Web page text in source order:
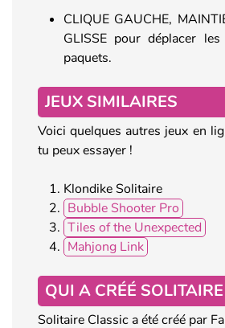
CLIQUE GAUCHE,
GLISSE pour déplacer
paquets.
JEUX SIMILAIRES
Voici quelques autres jeux en
tu peux essayer !
Klondike Solitaire
Bubble Shooter Pro
Tiles of the Unexpected
Mahjong Link
QUI A CRÉÉ
Solitaire Classic a été créé par